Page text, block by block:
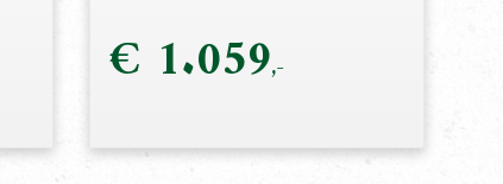
€ 1.059